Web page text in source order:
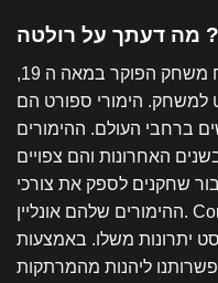
מה דעתך על רולטה ?
ככל שחלפו השנים, מאז שהתפתח משחק הפוקר במאה ה 19,
הימורי ספורט הם
ברחבי העולם. ההימורים
האחרונות והם צפויים
שחקנים לספק את צורכי
ההימורים שלהם אונליין. Com Games הוא פורטל המשחקים
סט יתרונות משלו. באמצעות
ליהנות מהמרתקות